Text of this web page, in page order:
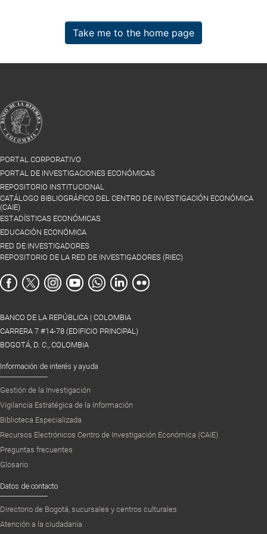
Take me to the home page
PORTAL CORPORATIVO
PORTAL DE INVESTIGACIONES ECONÓMICAS
REPOSITORIO INSTITUCIONAL
CATÁLOGO BIBLIOGRÁFICO DEL CENTRO DE INVESTIGACIÓN ECONÓMICA
(CAIE)
ESTADÍSTICAS ECONÓMICAS
EDUCACIÓN ECONÓMICA
RED DE INVESTIGADORES
REPOSITORIO DE LA RED DE INVESTIGADORES (RIEC)
BANCO DE LA REPÚBLICA | COLOMBIA
CARRERA 7 #14-78 (EDIFICIO PRINCIPAL)
BOGOTÁ, D. C., COLOMBIA
Información de interés y ayuda
Gestión de la Investigación
Vigilancia Estratégica de la Información
Biblioteca Especializada
Recursos Electrónicos Centro de Investigación Económica (CAIE)
Preguntas frecuentes
Glosario
Datos de contacto
Directorio de Bogotá, sucursales y centros culturales
Atención a la ciudadanía